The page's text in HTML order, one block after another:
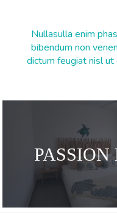
Nullasulla enim
bibendum non
dictum feugiat nisl